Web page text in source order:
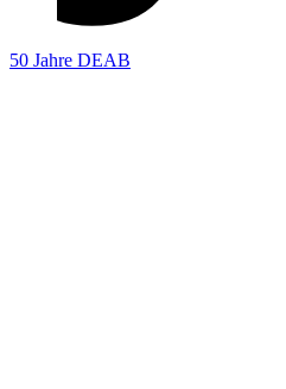
50 Jahre DEAB